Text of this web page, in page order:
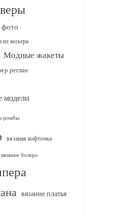
из мохера
Модные жакеты
реглан
модели
ромбы
вязаная кофточка
вязание болеро
вязание платья